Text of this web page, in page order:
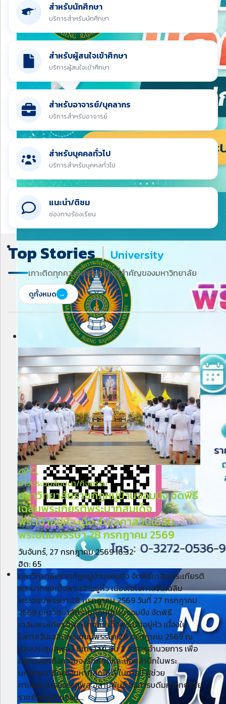
สำหรับนักศึกษา
บริการสำหรับนักศึกษา
สำหรับผู้สนใจเข้าศึกษา
บริการผู้สนใจเข้าศึกษา
สำหรับอาจารย์/บุคลากร
บริการสำหรับอาจารย์
สำหรับบุคคลทั่วไป
บริการสำหรับบุคคลทั่วไป
แนะนำ/ติชม
ช่องทางร้องเรียน
Top Stories| University
เกาะติดทุกความเคลื่อนไหวที่สำคัญของมหาวิทยาลัย
ดูทั้งหมด →
ข่าวประชุมสัมมนา/กิจกรรม
มหาวิทยาลัยราชภัฏหมู่บ้านจอมบึง จัดพิธี
เฉลิมพระเกียรติพระบาทสมเด็จ
พระเจ้าอยู่หัว เนื่องในโอกาสวันเฉลิม
พระชนมพรรษา 28 กรกฎาคม 2569
วันจันทร์, 27 กรกฎาคม 2569 16:32
ฮิต: 65
มหาวิทยาลัยราชภัฏหมู่บ้านจอมบึง จัดพิธีเฉลิมพระเกียรติ
พระบาทสมเด็จพระเจ้าอยู่หัว เนื่องในโอกาสวันเฉลิม
พระชนมพรรษา 28 กรกฎาคม 2569 วันที่ 27 กรกฎาคม
2569 มหาวิทยาลัยราชภัฏหมู่บ้านจอมบึง จัดพิธี
เฉลิมพระเกียรติพระบาทสมเด็จพระเจ้าอยู่หัว เนื่องใน
โอกาสวันเฉลิมพระชนมพรรษา 28 กรกฎาคม 2569 ณ
ห้องประชุมสุพจน์ มิเถาวัลย์ ชั้น 2 อาคารอำนวยการ เพื่อ
แสดงออกถึงความจงรักภักดีและน้อมสำนึกในพระ
มหากรุณาธิคุณอันหาที่สุดมิได้ ในการนี้ ผู้ช่วย
ศาสตราจารย์อรรถพล อุสายพันธ์ อธิการบดีมหาวิทยาลัย
ราชภัฏหมู่บ้านจอม...